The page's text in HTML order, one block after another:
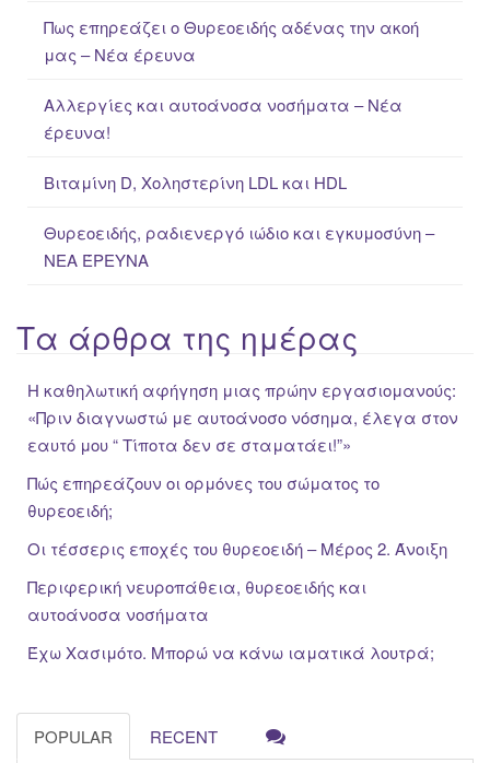
Πως επηρεάζει ο Θυρεοειδής αδένας την ακοή
μας – Νέα έρευνα
Αλλεργίες και αυτοάνοσα νοσήματα – Νέα
έρευνα!
Βιταμίνη D, Χοληστερίνη LDL και HDL
Θυρεοειδής, ραδιενεργό ιώδιο και εγκυμοσύνη –
ΝΕΑ ΈΡΕΥΝΑ
Τα άρθρα της ημέρας
Η καθηλωτική αφήγηση μιας πρώην εργασιομανούς:
«Πριν διαγνωστώ με αυτοάνοσο νόσημα, έλεγα στον
εαυτό μου “ Τίποτα δεν σε σταματάει!”»
Πώς επηρεάζουν οι ορμόνες του σώματος το
θυρεοειδή;
Οι τέσσερις εποχές του θυρεοειδή – Μέρος 2. Άνοιξη
Περιφερική νευροπάθεια, θυρεοειδής και
αυτοάνοσα νοσήματα
Έχω Χασιμότο. Μπορώ να κάνω ιαματικά λουτρά;
POPULAR RECENT